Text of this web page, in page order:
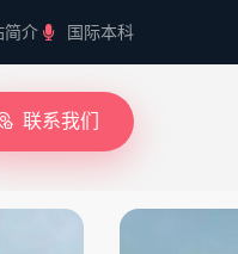
简介 国际本科
联系我们